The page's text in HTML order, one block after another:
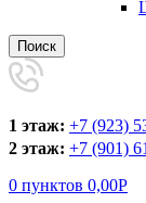
Поиск
1 этаж: +7 (923)
2 этаж: +7 (901)
0 пунктов 0,00Р